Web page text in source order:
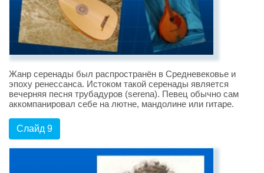
Жанр серенады был распространён в Средневековье и
эпоху ренессанса. Истоком такой серенады является
вечерняя песня трубадуров (serena). Певец обычно сам
аккомпанировал себе на лютне, мандолине или гитаре.
Слайд 9